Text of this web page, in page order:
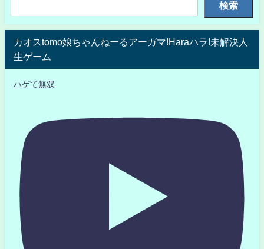
検索
カオスtomo娘ちゃんねーるアーガマ!Haraハラ!未解決人
生ゲーム
ハゲて無双